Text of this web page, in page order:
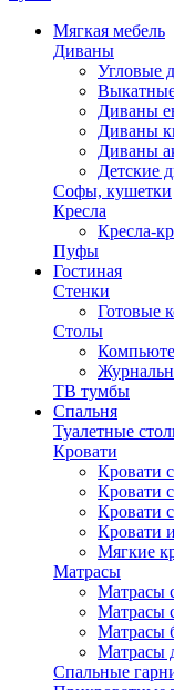
Мягкая мебель
Диваны
Угловые
Диваны
Диваны
Диваны
Детские
Софы, кушетки
Кресла
Кресла-
Пуфы
Гостиная
Стенки
Готовые
Столы
ТВ тумбы
Спальня
Туалетные
Кровати
Кровати
Кровати
Кровати
Кровати
Мягкие
Матрасы
Матрасы
Матрасы
Матрасы
Матрасы
Спальные